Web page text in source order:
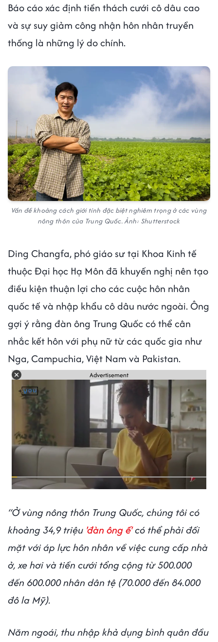
Báo cáo xác định tiền thách cưới cô dâu cao
và sự suy giảm công nhận hôn nhân truyền
thống là những lý do chính.
Vấn đề khoảng cách giới tính đặc biệt nghiêm trọng ở các vùng
nông thôn của Trung Quốc. Ảnh: Shutterstock
Ding Changfa, phó giáo sư tại Khoa Kinh tế
thuộc Đại học Hạ Môn đã khuyến nghị nên tạo
điều kiện thuận lợi cho các cuộc hôn nhân
quốc tế và nhập khẩu cô dâu nước ngoài. Ông
gợi ý rằng đàn ông Trung Quốc có thể cân
nhắc kết hôn với phụ nữ từ các quốc gia như
Nga, Campuchia, Việt Nam và Pakistan.
Advertisement
“Ở vùng nông thôn Trung Quốc, chúng tôi có
khoảng 34,9 triệu 'đàn ông ế'có thể phải đối
mặt với áp lực hôn nhân về việc cung cấp nhà
ở, xe hơi và tiền cưới tổng cộng từ 500.000
đến 600.000 nhân dân tệ (70.000 đến 84.000
đô la Mỹ).
Năm ngoái, thu nhập khả dụng bình quân đầu